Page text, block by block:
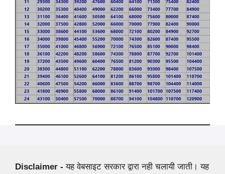
Disclaimer - यह वेबसाइट सरकार द्वारा नही चलायी जाती। यह